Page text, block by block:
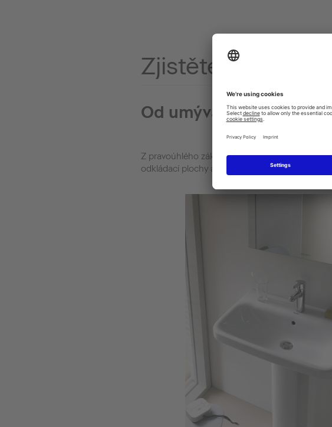
Zjistěte více
Od umývátka po
Z pravoúhlého základního tvaru vyplývají u
odkládací plochy a pohodlná hloubka mísy.